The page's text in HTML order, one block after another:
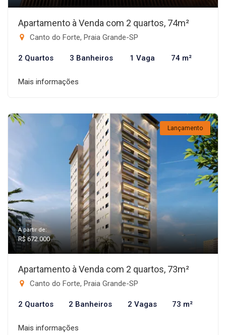
Apartamento à Venda com 2 quartos, 74m²
Canto do Forte, Praia Grande-SP
2 Quartos 3 Banheiros 1 Vaga 74 m²
Mais informações
Lançamento
A partir de:
R$ 672.000
Apartamento à Venda com 2 quartos, 73m²
Canto do Forte, Praia Grande-SP
2 Quartos 2 Banheiros 2 Vagas 73 m²
Mais informações